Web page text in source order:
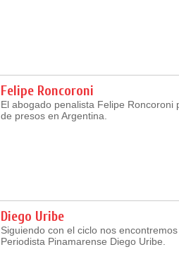
Felipe Roncoroni
El abogado penalista Felipe
de presos en Argentina.
Diego Uribe
Siguiendo con el ciclo nos
Periodista Pinamarense Diego Uribe.